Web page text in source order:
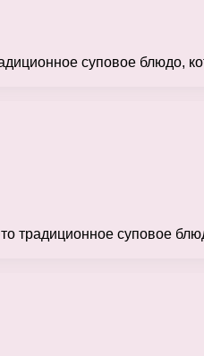
суповое блюдо,
суповое